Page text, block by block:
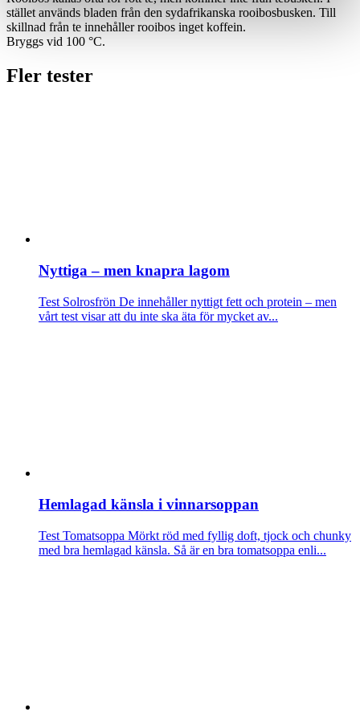
stället används bladen från den sydafrikanska rooibosbusken. Till
skillnad från te innehåller rooibos inget koffein.
Bryggs vid 100 °C.
Fler tester
Nyttiga – men knapra lagom
Test Solrosfrön De innehåller nyttigt fett och protein – men
vårt test visar att du inte ska äta för mycket av...
Hemlagad känsla i vinnarsoppan
Test Tomatsoppa Mörkt röd med fyllig doft, tjock och chunky
med bra hemlagad känsla. Så är en bra tomatsoppa enli...